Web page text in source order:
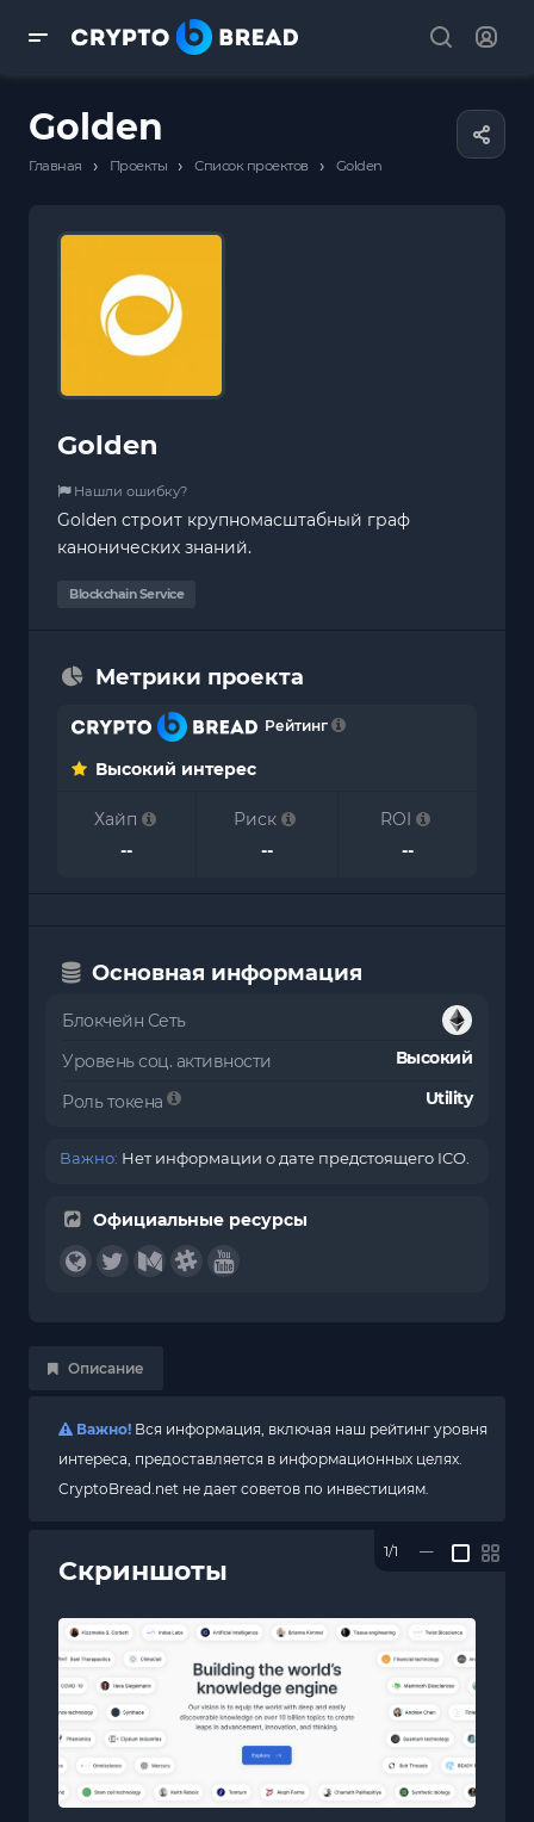
Golden
Главная › Проекты › Список проектов › Golden
Golden
Нашли ошибку?
Golden строит крупномасштабный граф
канонических знаний.
Blockchain Service
Метрики проекта
Рейтинг
Высокий интерес
Хайп
--
Риск
--
ROI
--
Основная информация
Блокчейн Сеть
Уровень соц. активности
Высокий
Роль токена Utility
Важно: Нет информации о дате предстоящего ICO.
Официальные ресурсы
Описание
Важно! Вся информация, включая наш рейтинг уровня
интереса, предоставляется в информационных целях.
CryptoBread.net не дает советов по инвестициям.
Скриншоты
1/1 —